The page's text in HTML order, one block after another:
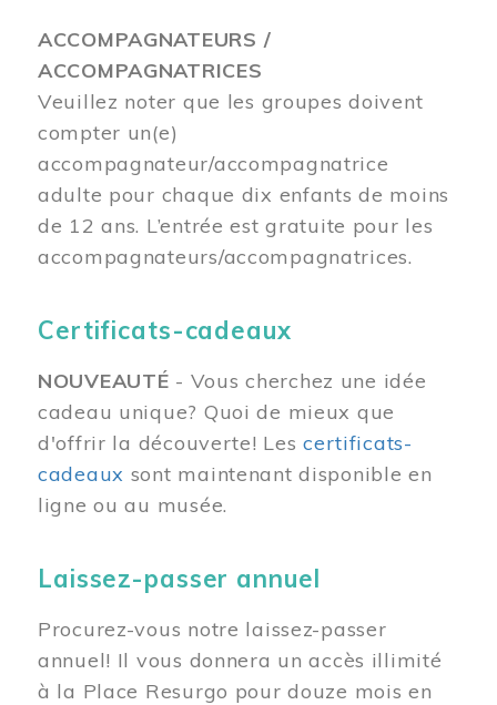
ACCOMPAGNATEURS /
ACCOMPAGNATRICES
Veuillez noter que les groupes doivent
compter un(e)
accompagnateur/accompagnatrice
adulte pour chaque dix enfants de moins
de 12 ans. L’entrée est gratuite pour les
accompagnateurs/accompagnatrices.
Certificats-cadeaux
NOUVEAUTÉ - Vous cherchez une idée
cadeau unique? Quoi de mieux que
d'offrir la découverte! Lescertificats-
cadeaux sont maintenant disponible en
ligne ou au musée.
Laissez-passer annuel
Procurez-vous notre laissez-passer
annuel! Il vous donnera un accès illimité
à la Place Resurgo pour douze mois en